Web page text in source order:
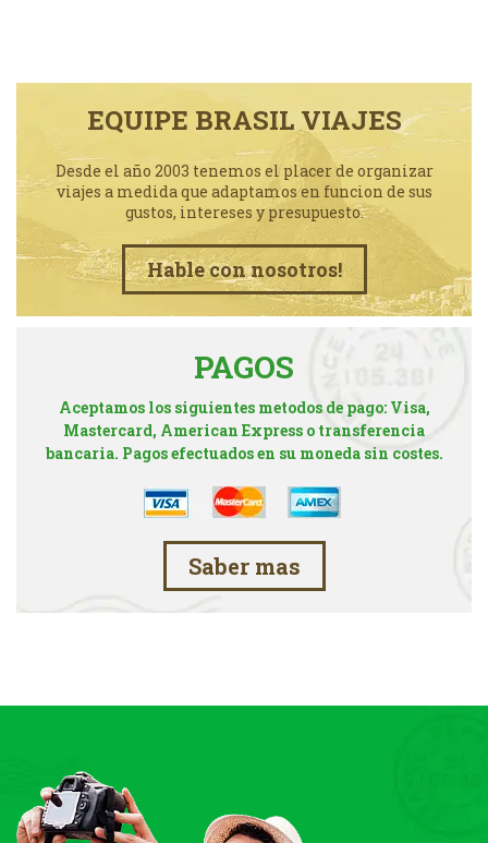
EQUIPE BRASIL VIAJES
Desde el año 2003 tenemos el placer de organizar
viajes a medida que adaptamos en funcion de sus
gustos, intereses y presupuesto.
Hable con nosotros!
PAGOS
Aceptamos los siguientes metodos de pago: Visa,
Mastercard, American Express o transferencia
bancaria. Pagos efectuados en su moneda sin costes.
Saber mas